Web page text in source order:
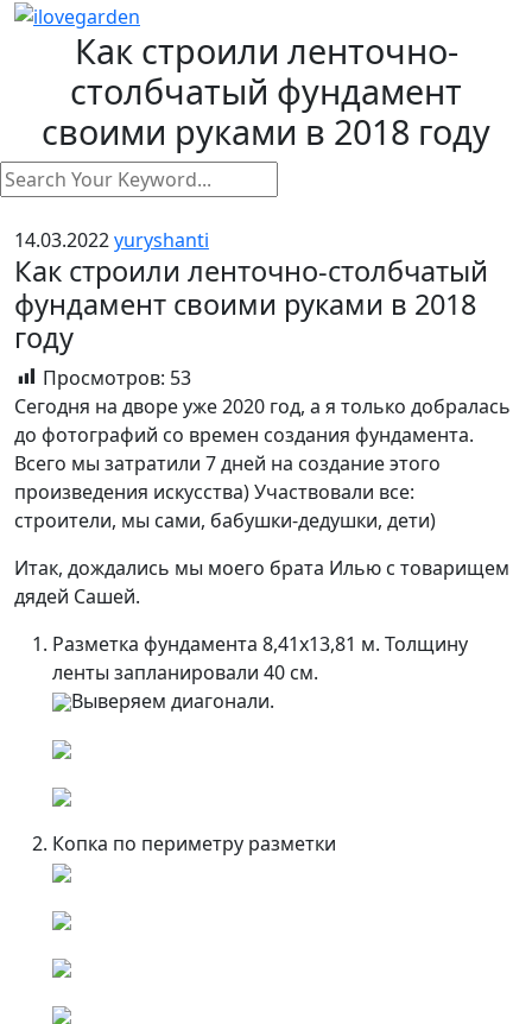
Как строили ленточно-
столбчатый фундамент
своими руками в 2018 году
14.03.2022yuryshanti
Как строили ленточно-столбчатый
фундамент своими руками в 2018
году
Просмотров: 53
Сегодня на дворе уже 2020 год, а я только добралась
до фотографий со времен создания фундамента.
Всего мы затратили 7 дней на создание этого
произведения искусства) Участвовали все:
строители, мы сами, бабушки-дедушки, дети)
Итак, дождались мы моего брата Илью с товарищем
дядей Сашей.
Разметка фундамента 8,41х13,81 м. Толщину
ленты запланировали 40 см.
Выверяем диагонали.
Копка по периметру разметки